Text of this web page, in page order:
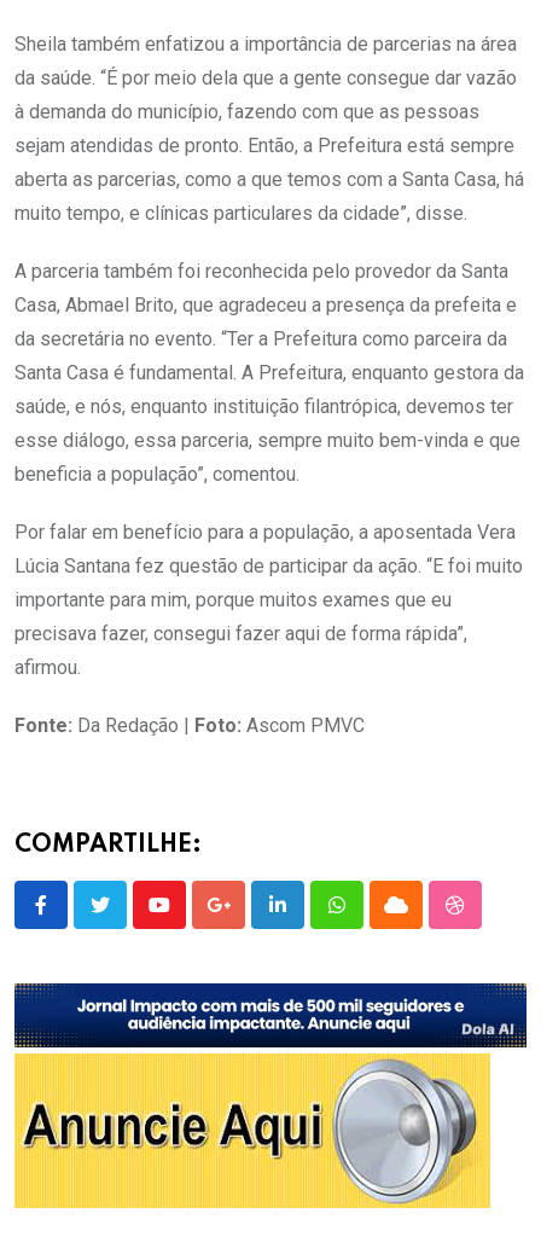
Sheila também enfatizou a importância de parcerias na área
da saúde. “É por meio dela que a gente consegue dar vazão
à demanda do município, fazendo com que as pessoas
sejam atendidas de pronto. Então, a Prefeitura está sempre
aberta as parcerias, como a que temos com a Santa Casa, há
muito tempo, e clínicas particulares da cidade”, disse.
A parceria também foi reconhecida pelo provedor da Santa
Casa, Abmael Brito, que agradeceu a presença da prefeita e
da secretária no evento. “Ter a Prefeitura como parceira da
Santa Casa é fundamental. A Prefeitura, enquanto gestora da
saúde, e nós, enquanto instituição filantrópica, devemos ter
esse diálogo, essa parceria, sempre muito bem-vinda e que
beneficia a população”, comentou.
Por falar em benefício para a população, a aposentada Vera
Lúcia Santana fez questão de participar da ação. “E foi muito
importante para mim, porque muitos exames que eu
precisava fazer, consegui fazer aqui de forma rápida”,
afirmou.
Fonte: Da Redação | Foto: Ascom PMVC
COMPARTILHE:
YoutubeGoogle+LinkedInWhatsappCloud